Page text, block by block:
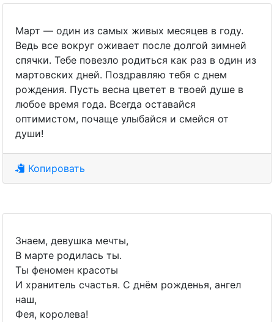
Март — один из самых живых месяцев в году.
Ведь все вокруг оживает после долгой зимней
спячки. Тебе повезло родиться как раз в один из
мартовских дней. Поздравляю тебя с днем
рождения. Пусть весна цветет в твоей душе в
любое время года. Всегда оставайся
оптимистом, почаще улыбайся и смейся от
души!
Копировать
Знаем, девушка мечты,
В марте родилась ты.
Ты феномен красоты
И хранитель счастья. С днём рожденья, ангел
наш,
Фея, королева!